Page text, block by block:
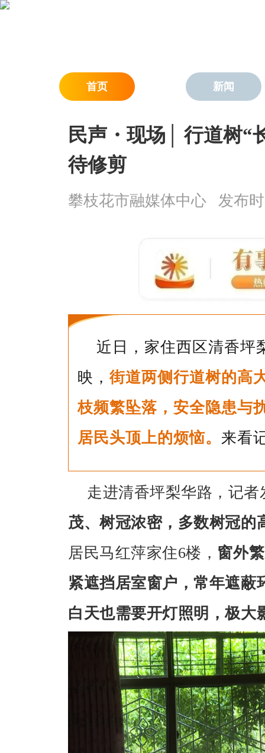
首页 新闻
民声・现场│ 行道树“
待修剪
攀枝花市融媒体中心 发布
近日，家住西区清香坪
映， 街道两侧行道树的高
枝频繁坠落，安全隐患与
居民头顶上的烦恼。 来看
走进清香坪梨华路，记者
茂、树冠浓密，多数树冠的
居民马红萍家住6楼， 窗外
紧遮挡居室窗户，常年遮蔽
白天也需要开灯照明，极大